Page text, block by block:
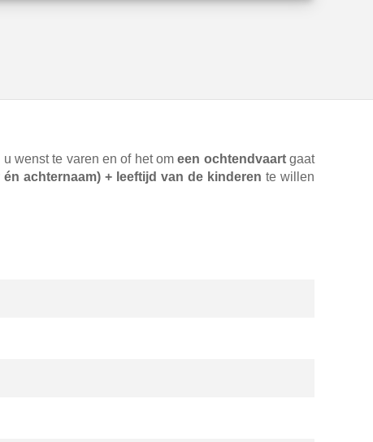
u wenst te varen en of het omeen ochtendvaartgaat
achternaam) + leeftijd van de kinderen te willen